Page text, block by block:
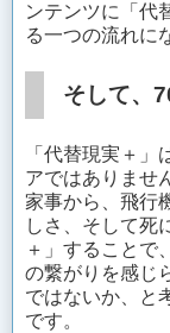
ンテンツに「代
る一つの流れに
そして、
「代替現実＋
アではありま
家事から、飛行
しさ、そして
＋」することで
の繋がりを感じ
ではないか、と
です。